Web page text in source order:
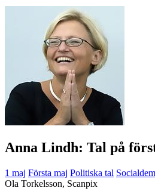
Anna Lindh: Tal på
1 maj Första maj Politiska tal
Ola Torkelsson, Scanpix